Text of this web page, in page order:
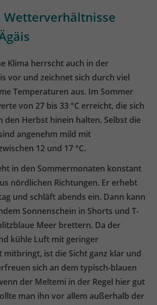
Wetterverhältnisse
Klima herrscht auch in der
vor und zeichnet sich durch viel
Temperaturen aus. Im Sommer
von 27 bis 33 °C erreicht, die sich
den Herbst hinein halten. Selbst die
angenehm mild mit
12 und 17 °C.
in den Sommermonaten konstant
nördlichen Richtungen. Er erhebt
und schläft abends ein. Dann kann
Sonnenschein in Shorts und T-
Meer brettern. Da der
kühle Luft mit geringer
ist die Sicht ganz klar und
sich an dem typisch-blauen
der Meltemi in der Regel hier gut
man ihn vor allem außerhalb der